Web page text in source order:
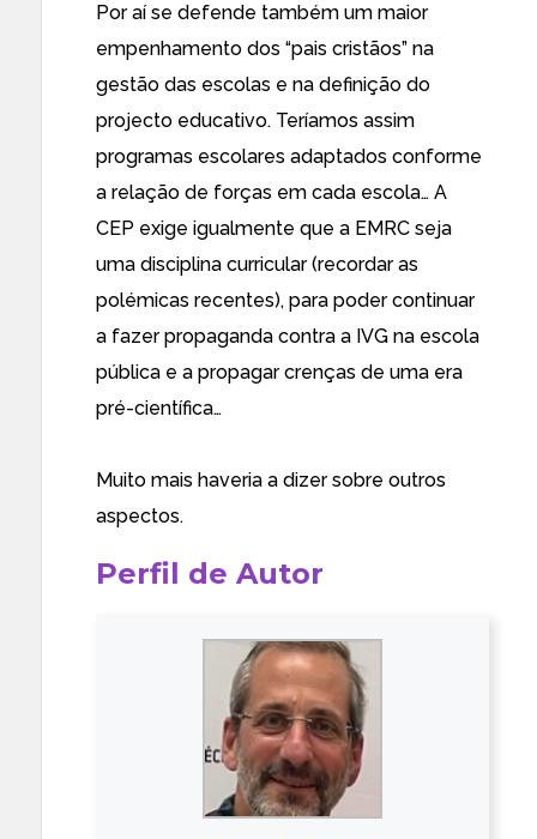
Por aí se defende também um maior
empenhamento dos “pais cristãos” na
gestão das escolas e na definição do
projecto educativo. Teríamos assim
programas escolares adaptados conforme
a relação de forças em cada escola… A
CEP exige igualmente que a EMRC seja
uma disciplina curricular (recordar as
polémicas recentes), para poder continuar
a fazer propaganda contra a IVG na escola
pública e a propagar crenças de uma era
pré-científica…
Muito mais haveria a dizer sobre outros
aspectos.
Perfil de Autor